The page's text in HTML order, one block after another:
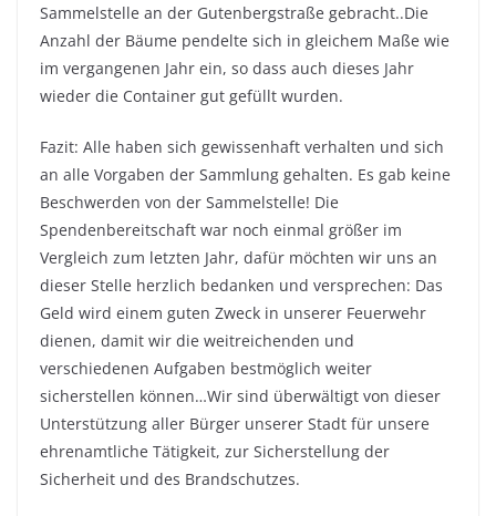
Sammelstelle an der Gutenbergstraße gebracht..Die
Anzahl der Bäume pendelte sich in gleichem Maße wie
im vergangenen Jahr ein, so dass auch dieses Jahr
wieder die Container gut gefüllt wurden.
Fazit: Alle haben sich gewissenhaft verhalten und sich
an alle Vorgaben der Sammlung gehalten. Es gab keine
Beschwerden von der Sammelstelle! Die
Spendenbereitschaft war noch einmal größer im
Vergleich zum letzten Jahr, dafür möchten wir uns an
dieser Stelle herzlich bedanken und versprechen: Das
Geld wird einem guten Zweck in unserer Feuerwehr
dienen, damit wir die weitreichenden und
verschiedenen Aufgaben bestmöglich weiter
sicherstellen können…Wir sind überwältigt von dieser
Unterstützung aller Bürger unserer Stadt für unsere
ehrenamtliche Tätigkeit, zur Sicherstellung der
Sicherheit und des Brandschutzes.